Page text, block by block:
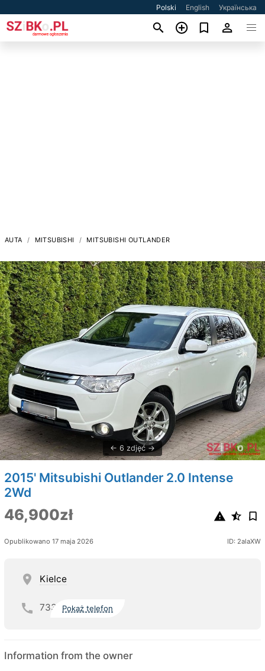
Polski English Українська
AUTA MITSUBISHI MITSUBISHI OUTLANDER
6 zdjęć
2015' Mitsubishi Outlander 2.0 Intense
2Wd
46,900zł
Opublikowano 17 maja 2026 ID: 2alaXW
Kielce
733 Pokaż telefon
Information from the owner